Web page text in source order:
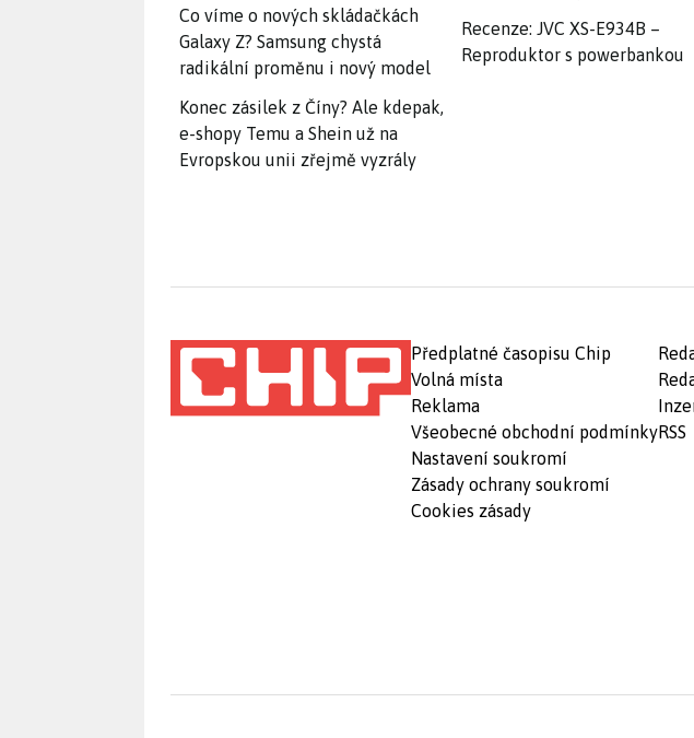
Co víme o nových skládačkách
Galaxy Z? Samsung chystá
radikální proměnu i nový model
Konec zásilek z Číny? Ale kdepak,
e-shopy Temu a Shein už na
Evropskou unii zřejmě vyzrály
Recenze: JVC XS-E934B –
Reproduktor s powerbankou
Předplatné časopisu Chip
Volná místa
Reklama
Všeobecné obchodní podmínky
Nastavení soukromí
Zásady ochrany soukromí
Cookies zásady
RSS